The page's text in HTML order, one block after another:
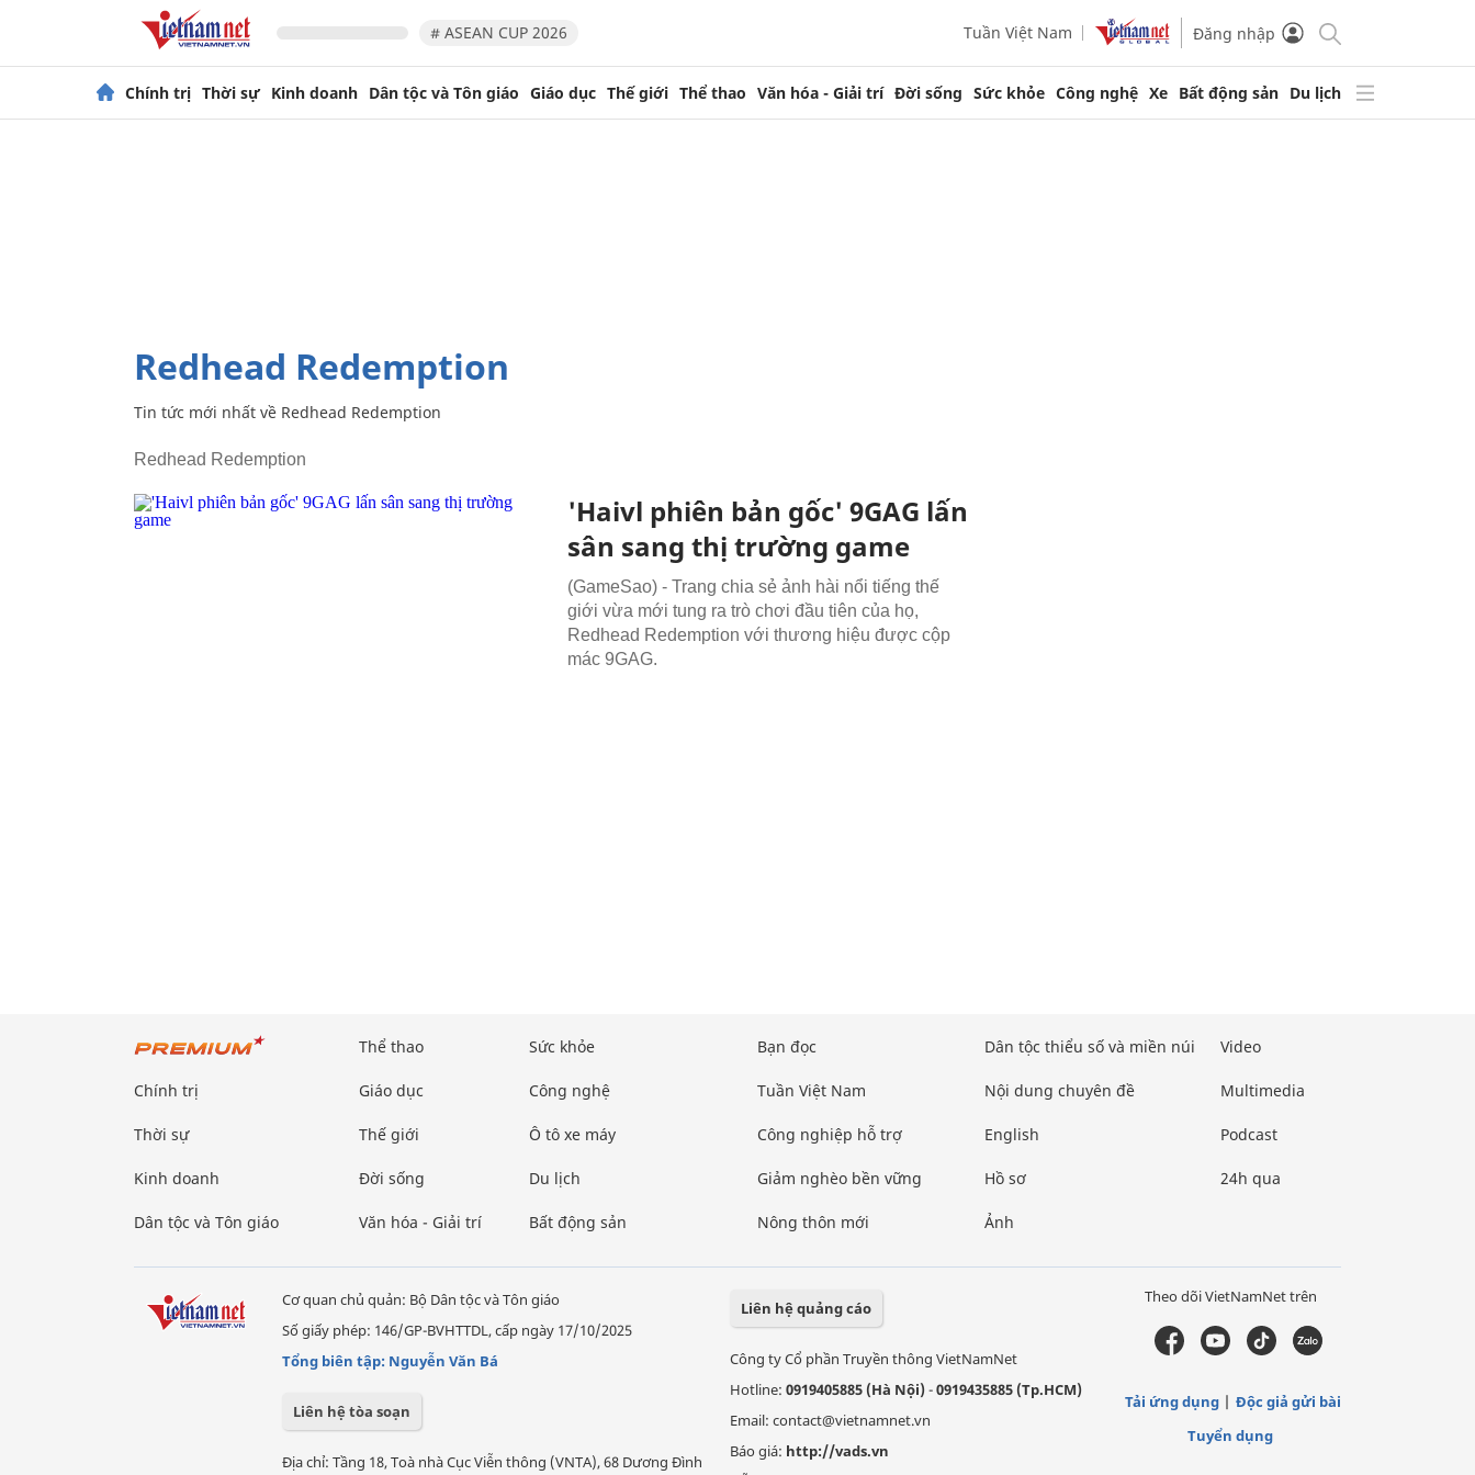
# ASEAN CUP 2026 Tuần Việt Nam Đăng nhập
Chính trị Thời sự Kinh doanh Dân tộc và Tôn giáo Giáo dục Thế giới Thể thao Văn hóa - Giải trí Đời sống Sức khỏe Công nghệ Xe Bất động sản Du lịch
Redhead Redemption
Tin tức mới nhất về Redhead Redemption
Redhead Redemption
'Haivl phiên bản gốc' 9GAG lấn
sân sang thị trường game
(GameSao) - Trang chia sẻ ảnh hài nổi tiếng thế
giới vừa mới tung ra trò chơi đầu tiên của họ,
Redhead Redemption với thương hiệu được cộp
mác 9GAG.
Chính trị
Thời sự
Kinh doanh
Dân tộc và Tôn giáo
Thể thao
Giáo dục
Thế giới
Đời sống
Văn hóa - Giải trí
Sức khỏe
Công nghệ
Ô tô xe máy
Du lịch
Bất động sản
Bạn đọc
Tuần Việt Nam
Công nghiệp hỗ trợ
Giảm nghèo bền vững
Nông thôn mới
Dân tộc thiểu số và miền núi
Nội dung chuyên đề
English
Hồ sơ
Ảnh
Video
Multimedia
Podcast
24h qua
Cơ quan chủ quản: Bộ Dân tộc và Tôn giáo
Số giấy phép: 146/GP-BVHTTDL, cấp ngày 17/10/2025
Tổng biên tập: Nguyễn Văn Bá
Liên hệ tòa soạn
Địa chỉ: Tầng 18, Toà nhà Cục Viễn thông (VNTA), 68 Dương Đình
Liên hệ quảng cáo
Công ty Cổ phần Truyền thông VietNamNet
Hotline: 0919405885 (Hà Nội)-0919435885 (Tp.HCM)
Email: contact@vietnamnet.vn
Báo giá: http://vads.vn
Theo dõi VietNamNet trên
Tải ứng dụng
Độc giả gửi bài
Tuyển dụng